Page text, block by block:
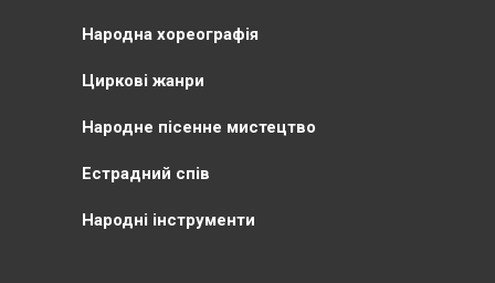
Народна хореографія
Циркові жанри
Народне пісенне мистецтво
Естрадний спів
Народні інструменти